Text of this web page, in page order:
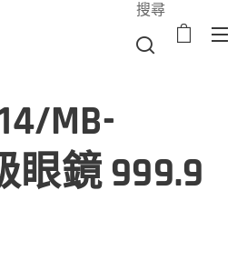
搜尋
MB-
眼鏡 999.9